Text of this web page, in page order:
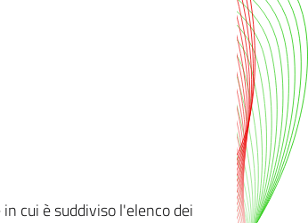
cui è suddiviso l'elenco dei